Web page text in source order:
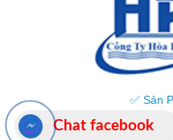
✅ Sản
✅
Chat facebook